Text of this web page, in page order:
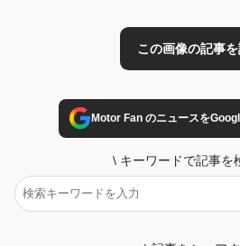
Motor Fan のニュースを
\ キーワードで記事を